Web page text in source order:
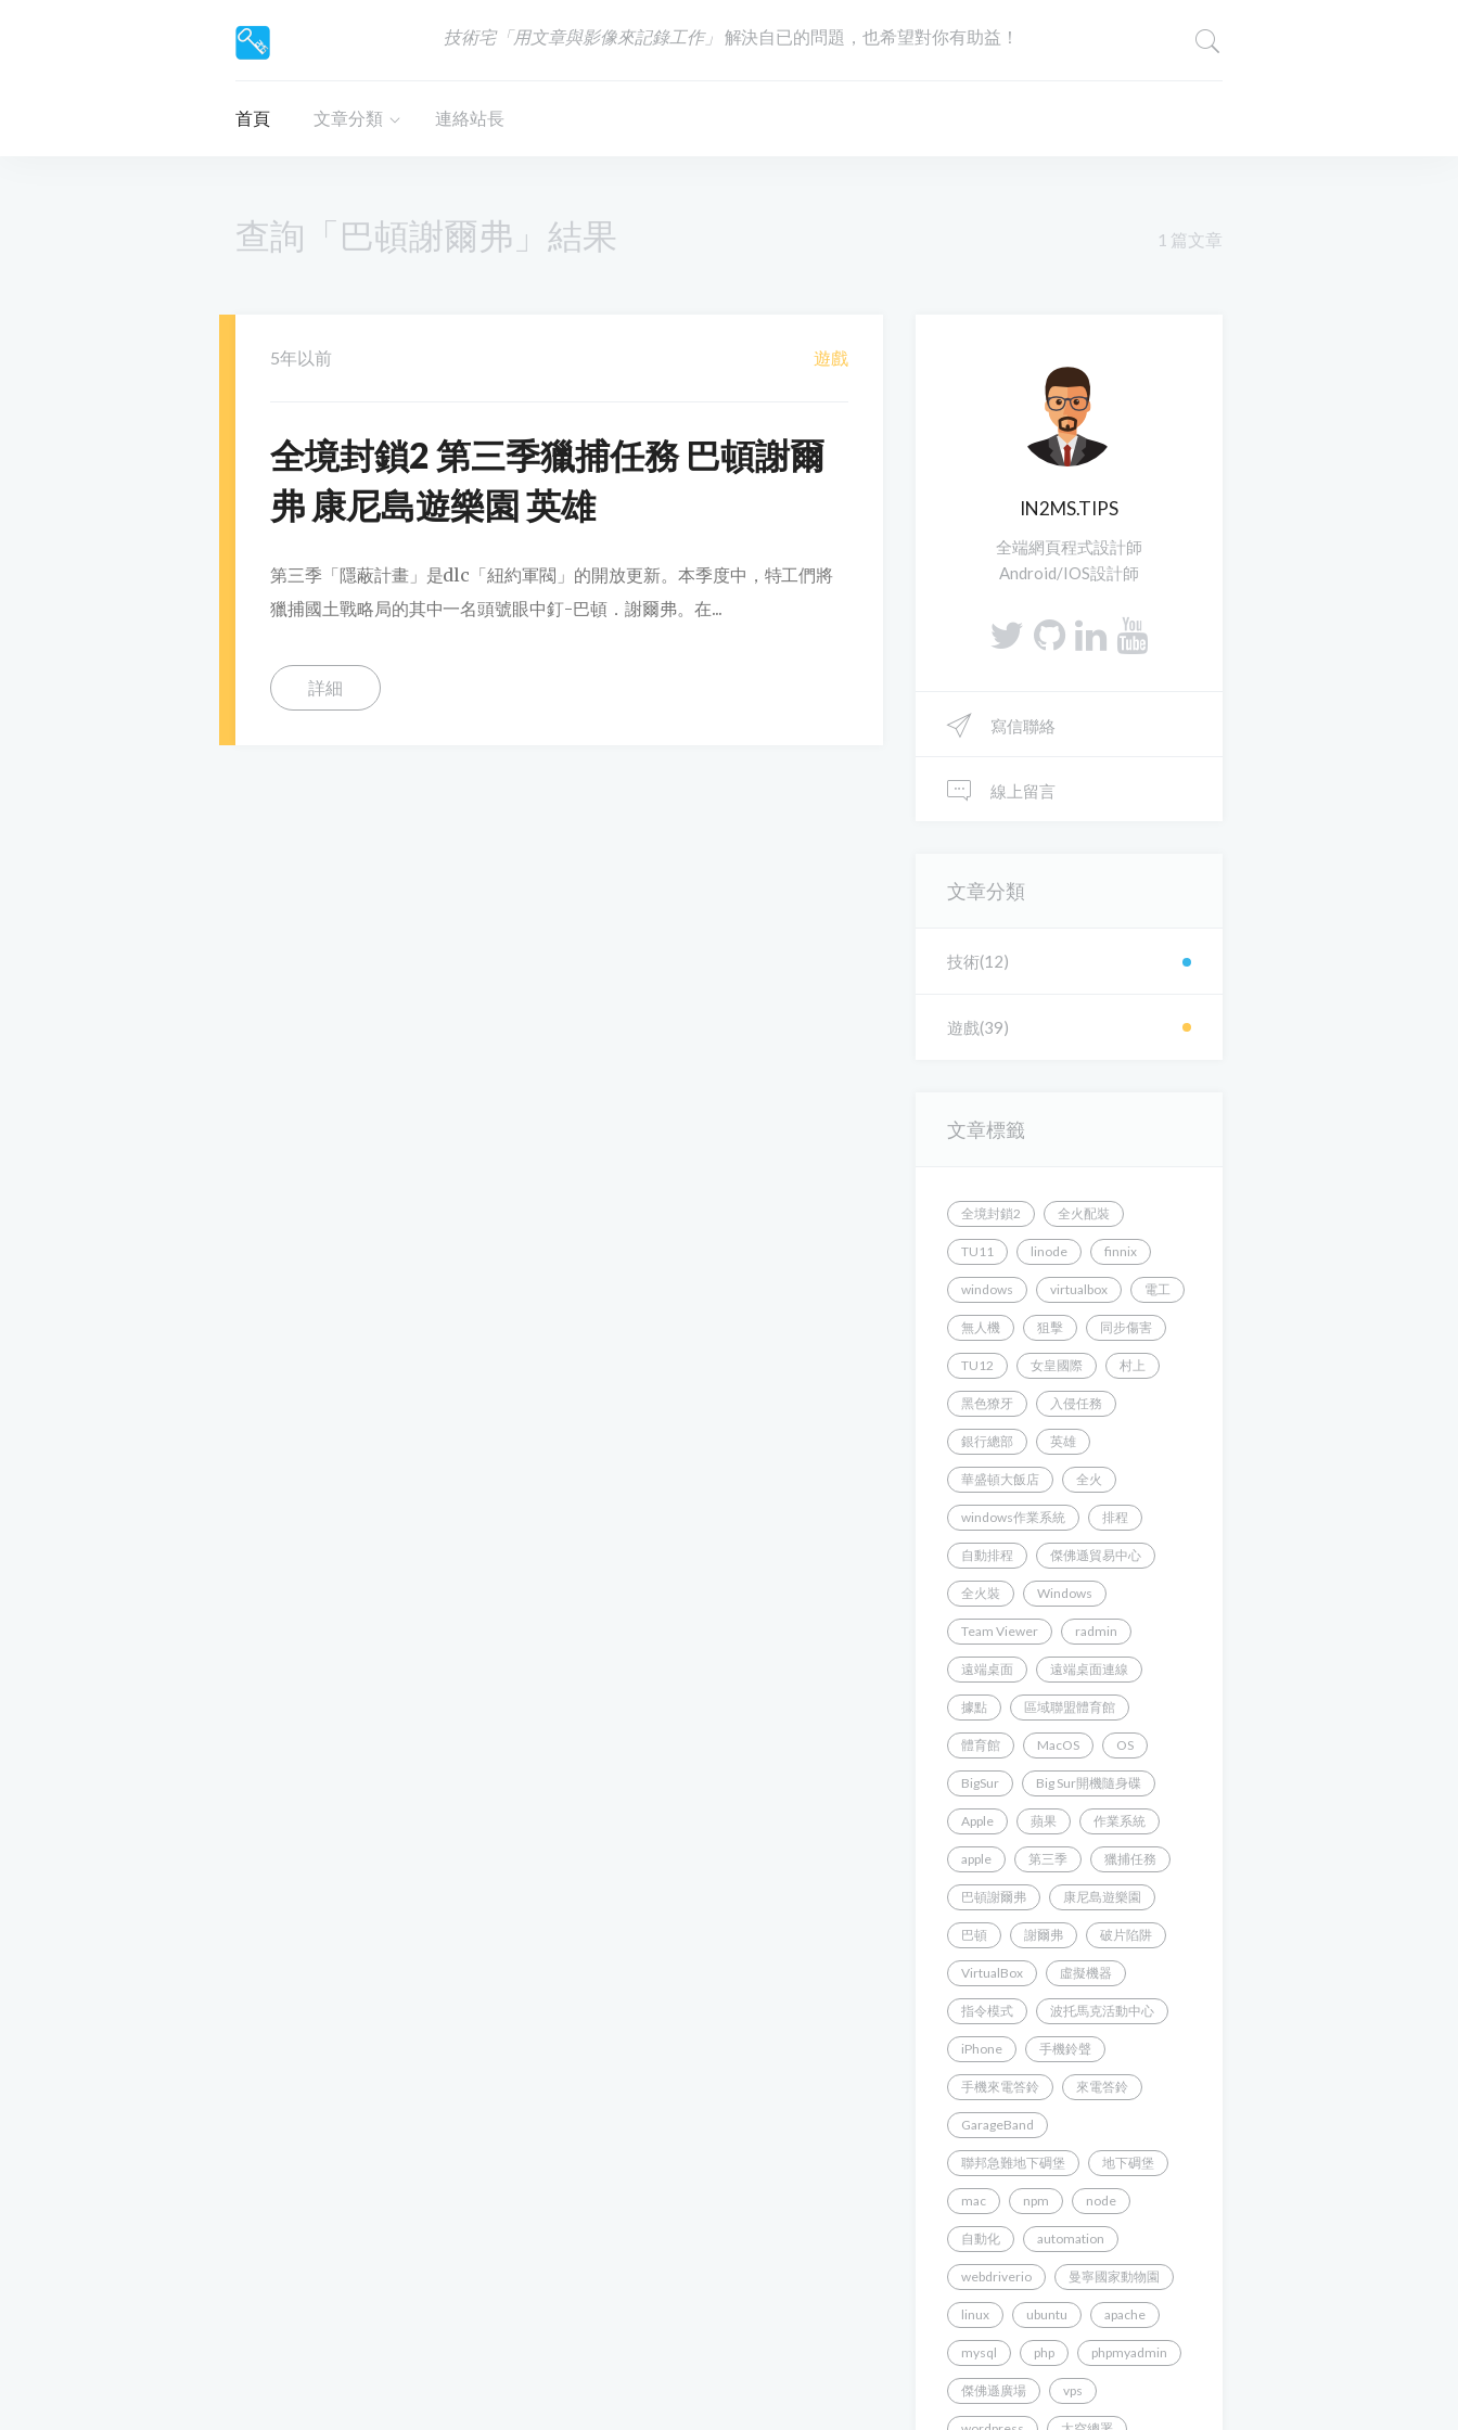
技術宅「用文章與影像來記錄工作」 解決自已的問題，也希望對你有助益！
首頁 文章分類 連絡站長
查詢「巴頓謝爾弗」結果 1 篇文章
5年以前 遊戲
全境封鎖2 第三季獵捕任務 巴頓謝爾
弗 康尼島遊樂園 英雄
第三季「隱蔽計畫」是dlc「紐約軍閥」的開放更新。本季度中，特工們將
獵捕國土戰略局的其中一名頭號眼中釘-巴頓．謝爾弗。在...
詳細
IN2MS.TIPS
全端網頁程式設計師
Android/IOS設計師
寫信聯絡
線上留言
文章分類
技術(12)
遊戲(39)
文章標籤
全境封鎖2 全火配裝
TU11 linode finnix
windows virtualbox 電工
無人機 狙擊 同步傷害
TU12 女皇國際 村上
黑色獠牙 入侵任務
銀行總部 英雄
華盛頓大飯店 全火
windows作業系統 排程
自動排程 傑佛遜貿易中心
全火裝 Windows
Team Viewer radmin
遠端桌面 遠端桌面連線
據點 區域聯盟體育館
體育館 MacOS OS
BigSur Big Sur開機隨身碟
Apple 蘋果 作業系統
apple 第三季 獵捕任務
巴頓謝爾弗 康尼島遊樂園
巴頓 謝爾弗 破片陷阱
VirtualBox 虛擬機器
指令模式 波托馬克活動中心
iPhone 手機鈴聲
手機來電答鈴 來電答鈴
GarageBand
聯邦急難地下碉堡 地下碉堡
mac npm node
自動化 automation
webdriverio 曼寧國家動物園
linux ubuntu apache
mysql php phpmyadmin
傑佛遜廣場 vps